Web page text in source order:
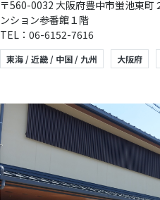
〒560-0032 大阪府豊中市蛍池東町
ンション参番館１階
TEL：06-6152-7616
東海 / 近畿 / 中国 / 九州 大阪府